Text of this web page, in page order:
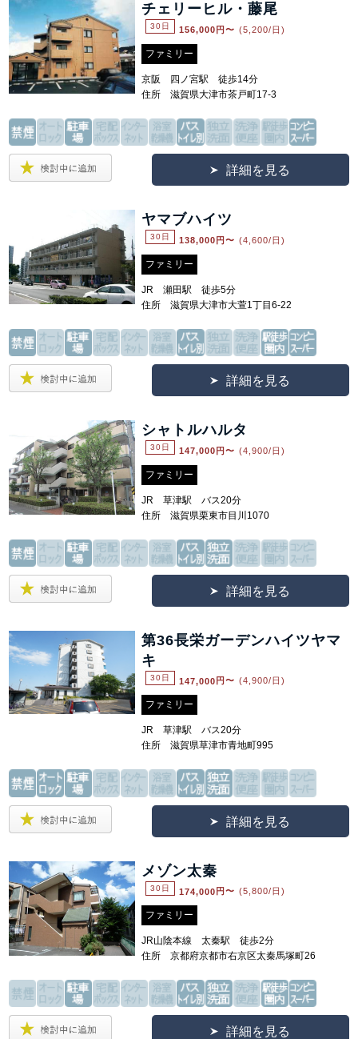
チェリーヒル・藤尾
30日 156,000 円〜 (5,200/日)
ファミリー
京阪 四ノ宮駅 徒歩14分
住所 滋賀県大津市茶戸町17-3
詳細を見る
ヤマブハイツ
30日 138,000 円〜 (4,600/日)
ファミリー
JR 瀬田駅 徒歩5分
住所 滋賀県大津市大萱1丁目6-22
詳細を見る
シャトルハルタ
30日 147,000 円〜 (4,900/日)
ファミリー
JR 草津駅 バス20分
住所 滋賀県栗東市目川1070
詳細を見る
第36長栄ガーデンハイツヤマ
キ
30日 147,000 円〜 (4,900/日)
ファミリー
JR 草津駅 バス20分
住所 滋賀県草津市青地町995
詳細を見る
メゾン太秦
30日 174,000 円〜 (5,800/日)
ファミリー
JR山陰本線 太秦駅 徒歩2分
住所 京都府京都市右京区太秦馬塚町26
詳細を見る